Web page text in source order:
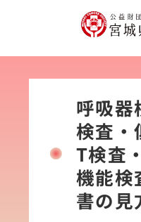
呼吸器
検査・
T検査
機能検
書の見